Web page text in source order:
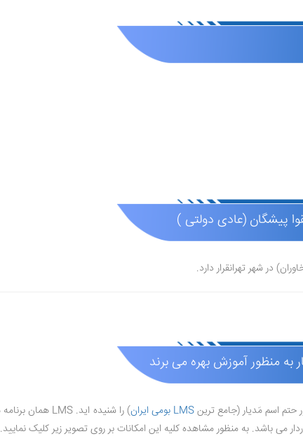
پیشگان (عادی دولتی )
به منظور آموزش بهره می برند
حتم اسم مَدیار (جامع ترینLMS بومی ایران ) را شنیده اید. LMS همان برنامه مدیریت یادگیری می باشد که از بخش هایی مانند
می باشد. به منظور مشاهده کلیه این امکانات بر روی تصویر زیر کلیک نمایید.